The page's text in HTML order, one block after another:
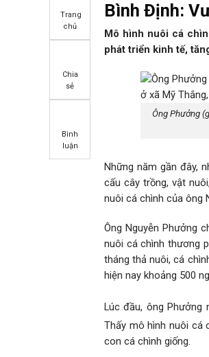
Trang
chủ
Chia
sẻ
Bình
luận
Bình Định:
Mô hình nuôi cá
phát triển kinh tế,
Ông Phưởng
Những năm gần đây,
cấu cây trồng, vật
nuôi cá chình của ông
Ông Nguyễn Phưởng
nuôi cá chình thương
tháng thả nuôi, cá
hiện nay khoảng 500
Lúc đầu, ông Phưởng
Thấy mô hình nuôi cá
con cá chình giống.